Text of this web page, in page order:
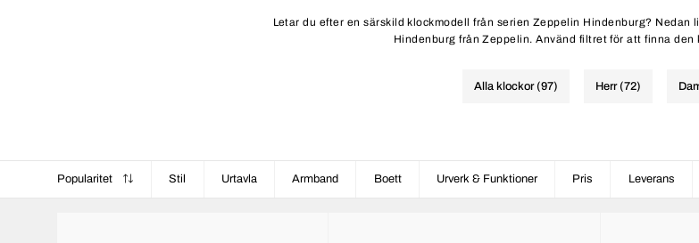
Letar du efter en särskild klockmodell från serien Zeppelin Hindenburg?
Hindenburg från Zeppelin. Använd filtret för att finna den
Alla klockor (97) Herr (72)
Popularitet Stil Urtavla Armband Boett Urverk & Funktioner Pris Leverans